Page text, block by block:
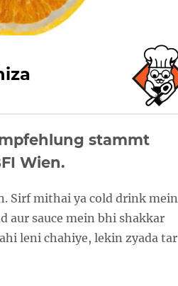
stammt
Wien.
Sirf mithai ya cold drink mein
aur sauce mein bhi shakkar
leni chahiye, lekin zyada tar